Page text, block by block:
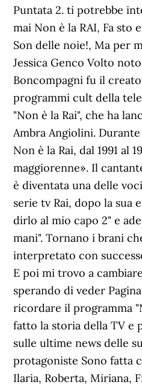
Puntata 2. ti potrebbe
mai Non è la RAI, Fa sto
Son delle noie!, Ma per
Jessica Genco Volto
Boncompagni fu il
programmi cult della
"Non è la Rai", che ha
Ambra Angiolini.
Non è la Rai, dal 1991 al
maggiorenne». Il
è diventata una delle
serie tv Rai, dopo la sua
dirlo al mio capo 2" e
mani". Tornano i brani
interpretato con
E poi mi trovo a
sperando di veder
ricordare il programma
fatto la storia della TV e
sulle ultime news delle
protagoniste Sono fatta
Ilaria, Roberta, Miriana,